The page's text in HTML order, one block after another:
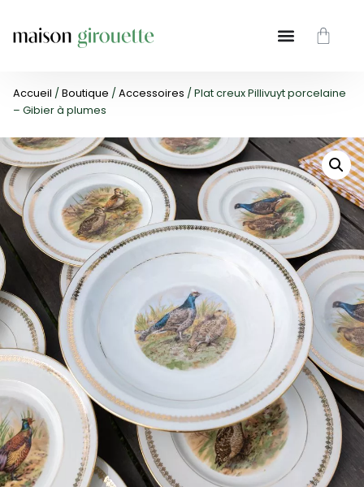
Accueil / Boutique / Accessoires / Plat creux Pillivuyt porcelaine
– Gibier à plumes